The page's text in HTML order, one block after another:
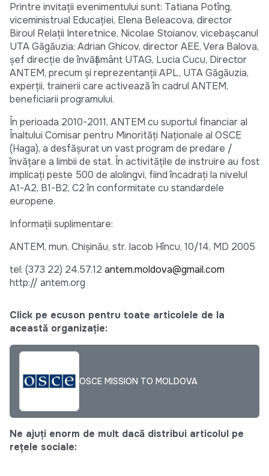
Printre invitaţii evenimentului sunt: Tatiana Potîng,
viceministrual Educaţiei, Elena Beleacova, director
Biroul Relaţii Interetnice, Nicolae Stoianov, vicebaşcanul
UTA Găgăuzia; Adrian Ghicov, director AEE, Vera Balova,
şef direcţie de învăţământ UTAG, Lucia Cucu, Director
ANTEM, precum şi reprezentanţii APL, UTA Găgăuzia,
experţii, trainerii care activează în cadrul ANTEM,
beneficiarii programului.
În perioada 2010-2011, ANTEM cu suportul financiar al
Înaltului Comisar pentru Minorităţi Naţionale al OSCE
(Haga), a desfăşurat un vast program de predare /
învăţare a limbii de stat. În activităţile de instruire au fost
implicaţi peste 500 de alolingvi, fiind încadraţi la nivelul
A1-A2, B1-B2, C2 în conformitate cu standardele
europene.
Informaţii suplimentare:
ANTEM, mun. Chişinău, str. Iacob Hîncu, 10/14, MD 2005
tel: (373 22) 24.57.12 antem.moldova@gmail.com
http:// antem.org
Click pe ecuson pentru toate articolele de la
această organizație:
OSCE MISSION TO MOLDOVA
Ne ajuți enorm de mult dacă distribui articolul pe
rețele sociale: